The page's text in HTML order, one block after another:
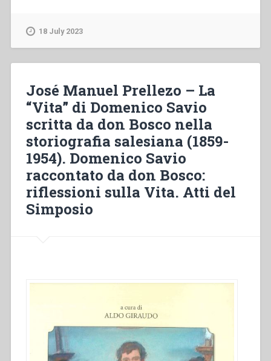
From
the
first
generation
up
to
the
Synod
on
18 July 2023
José Manuel Prellezo – La
“Vita” di Domenico Savio
scritta da don Bosco nella
storiografia salesiana (1859-
1954). Domenico Savio
raccontato da don Bosco:
riflessioni sulla Vita. Atti del
Simposio